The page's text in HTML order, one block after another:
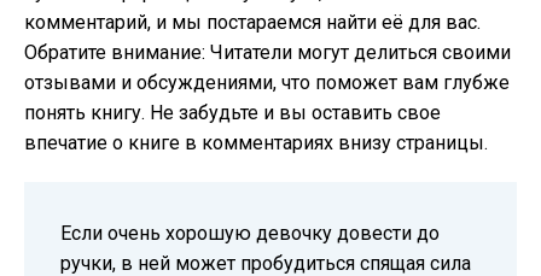
комментарий, и мы постараемся найти её для вас.
Обратите внимание: Читатели могут делиться своими
отзывами и обсуждениями, что поможет вам глубже
понять книгу. Не забудьте и вы оставить свое
впечатие о книге в комментариях внизу страницы.
Если очень хорошую девочку довести до
ручки, в ней может пробудиться спящая сила